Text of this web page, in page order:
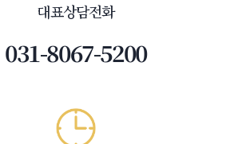
대표상담전화
031-8067-5200